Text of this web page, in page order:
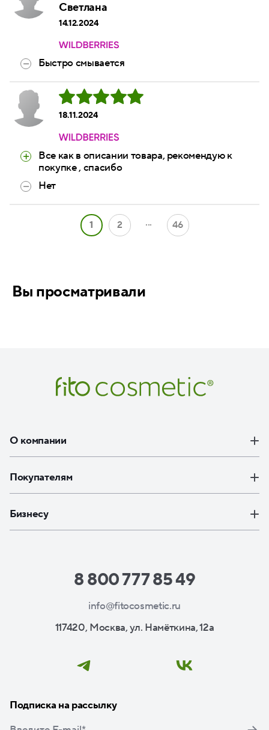
Светлана
14.12.2024
Быстро смывается
18.11.2024
Все как в описании товара, рекомендую к
покупке , спасибо
Нет
1 2 ... 46
Вы просматривали
О компании
Покупателям
Бизнесу
8 800 777 85 49
info@fitocosmetic.ru
117420, Москва, ул. Намёткина, 12а
Подписка на рассылку